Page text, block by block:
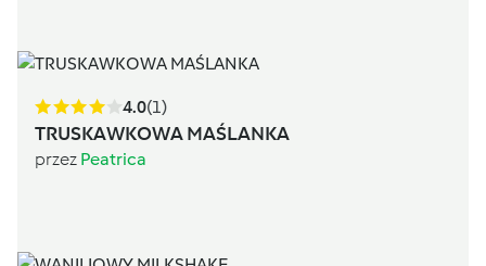
4.0(1)
TRUSKAWKOWA MAŚLANKA
przez Peatrica